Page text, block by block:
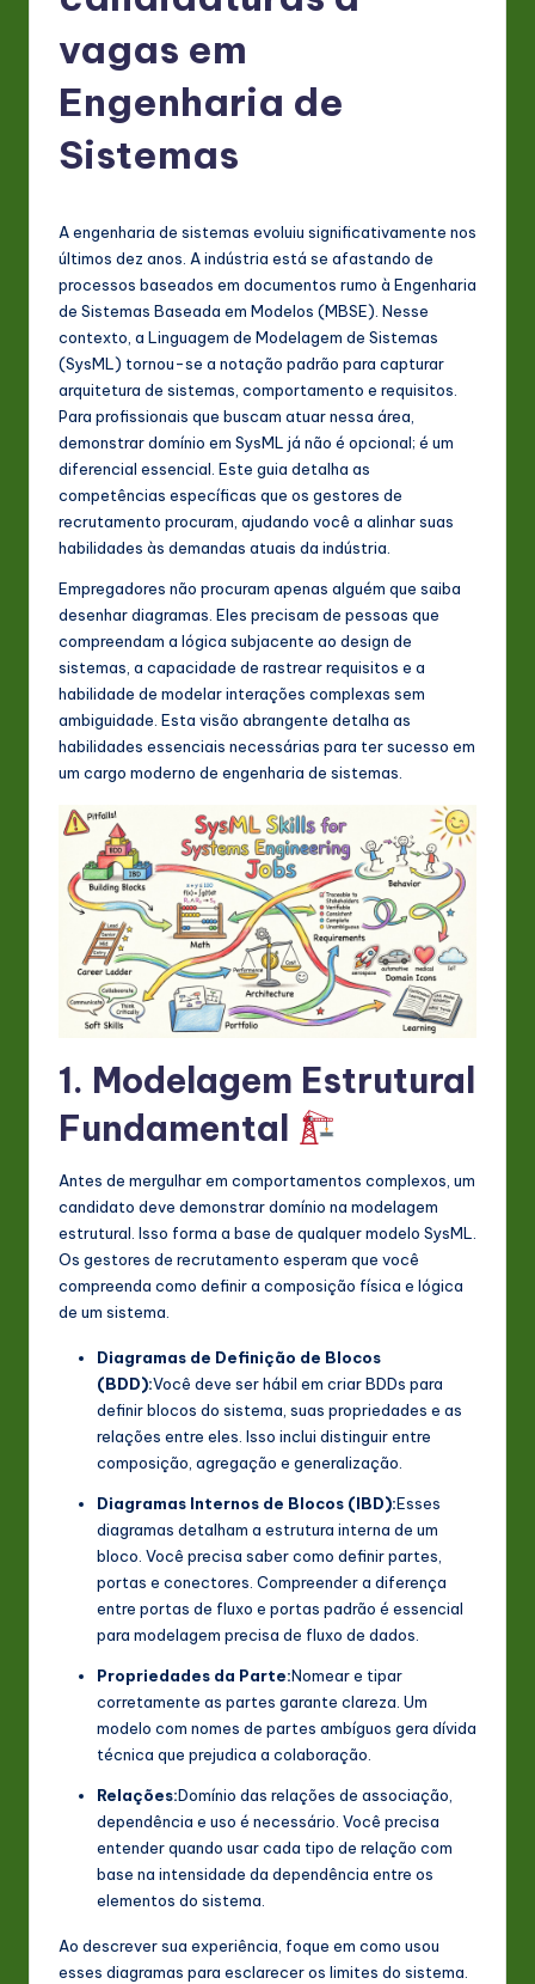
rt
L
in
A
&
In
ti
o
vagas em
Engenharia de
Sistemas
A engenharia de sistemas evoluiu significativamente nos
últimos dez anos. A indústria está se afastando de
processos baseados em documentos rumo à Engenharia
de Sistemas Baseada em Modelos (MBSE). Nesse
contexto, a Linguagem de Modelagem de Sistemas
(SysML) tornou-se a notação padrão para capturar
arquitetura de sistemas, comportamento e requisitos.
Para profissionais que buscam atuar nessa área,
demonstrar domínio em SysML já não é opcional; é um
diferencial essencial. Este guia detalha as
competências específicas que os gestores de
recrutamento procuram, ajudando você a alinhar suas
habilidades às demandas atuais da indústria.
Empregadores não procuram apenas alguém que saiba
desenhar diagramas. Eles precisam de pessoas que
compreendam a lógica subjacente ao design de
sistemas, a capacidade de rastrear requisitos e a
habilidade de modelar interações complexas sem
ambiguidade. Esta visão abrangente detalha as
habilidades essenciais necessárias para ter sucesso em
um cargo moderno de engenharia de sistemas.
1. Modelagem Estrutural
Fundamental
Antes de mergulhar em comportamentos complexos, um
candidato deve demonstrar domínio na modelagem
estrutural. Isso forma a base de qualquer modelo SysML.
Os gestores de recrutamento esperam que você
compreenda como definir a composição física e lógica
de um sistema.
Diagramas de Definição de Blocos
(BDD):Você deve ser hábil em criar BDDs para
definir blocos do sistema, suas propriedades e as
relações entre eles. Isso inclui distinguir entre
composição, agregação e generalização.
Diagramas Internos de Blocos (IBD):Esses
diagramas detalham a estrutura interna de um
bloco. Você precisa saber como definir partes,
portas e conectores. Compreender a diferença
entre portas de fluxo e portas padrão é essencial
para modelagem precisa de fluxo de dados.
Propriedades da Parte:Nomear e tipar
corretamente as partes garante clareza. Um
modelo com nomes de partes ambíguos gera dívida
técnica que prejudica a colaboração.
Relações:Domínio das relações de associação,
dependência e uso é necessário. Você precisa
entender quando usar cada tipo de relação com
base na intensidade da dependência entre os
elementos do sistema.
Ao descrever sua experiência, foque em como usou
esses diagramas para esclarecer os limites do sistema.